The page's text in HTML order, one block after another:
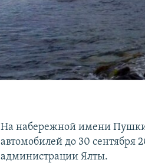
На набережной имени
автомобилей до 30 сентября
администрации Ялты.